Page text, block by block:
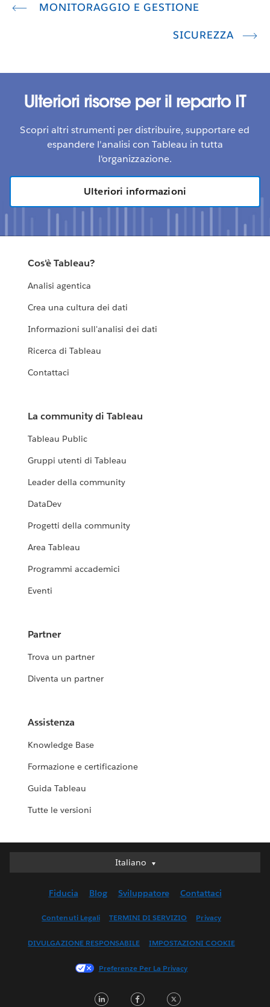
MONITORAGGIO E GESTIONE
SICUREZZA
Ulteriori risorse per il reparto IT
Scopri altri strumenti per distribuire, supportare ed
espandere l'analisi con Tableau in tutta
l'organizzazione.
Ulteriori informazioni
Cos'è Tableau?
Analisi agentica
Crea una cultura dei dati
Informazioni sull'analisi dei dati
Ricerca di Tableau
Contattaci
La community di Tableau
Tableau Public
Gruppi utenti di Tableau
Leader della community
DataDev
Progetti della community
Area Tableau
Programmi accademici
Eventi
Partner
Trova un partner
Diventa un partner
Assistenza
Knowledge Base
Formazione e certificazione
Guida Tableau
Tutte le versioni
Italiano
Italiano
English (UK)
Français (Canada)
한국어
Fiducia Blog Sviluppatore Contattaci
Contenuti Legali TERMINI DI SERVIZIO Privacy
DIVULGAZIONE RESPONSABILE IMPOSTAZIONI COOKIE
Preferenze Per La Privacy
LinkedInFacebook